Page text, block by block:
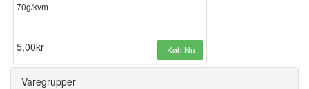
70g/kvm
Pris pr. ark…
5,00kr Køb Nu
Varegrupper